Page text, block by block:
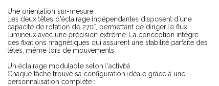
Une orientation sur-mesure
Les deux têtes d'éclairage indépendantes disposent d'une
capacité de rotation de 270°, permettant de diriger le flux
lumineux avec une précision extrême. La conception intègre
des fixations magnétiques qui assurent une stabilité parfaite des
têtes, même lors de mouvements.
Un éclairage modulable selon l'activité
Chaque tâche trouve sa configuration idéale grâce à une
personnalisation complète :